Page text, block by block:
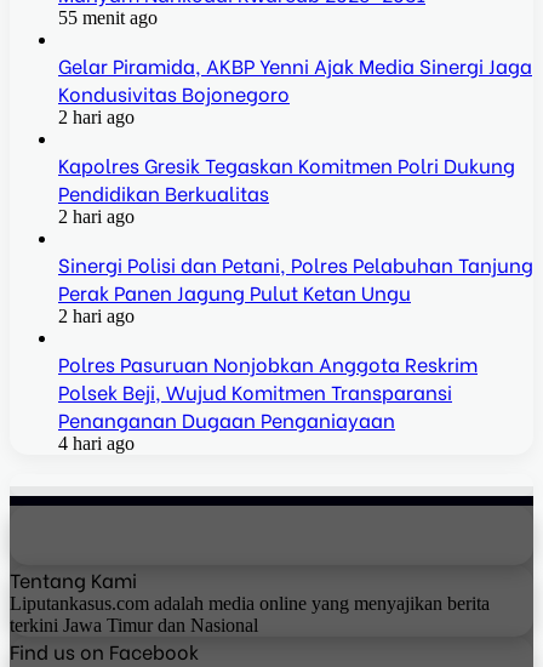
55 menit ago
Gelar Piramida, AKBP Yenni Ajak Media Sinergi Jaga
Kondusivitas Bojonegoro
2 hari ago
Kapolres Gresik Tegaskan Komitmen Polri Dukung
Pendidikan Berkualitas
2 hari ago
Sinergi Polisi dan Petani, Polres Pelabuhan Tanjung
Perak Panen Jagung Pulut Ketan Ungu
2 hari ago
Polres Pasuruan Nonjobkan Anggota Reskrim
Polsek Beji, Wujud Komitmen Transparansi
Penanganan Dugaan Penganiayaan
4 hari ago
Tentang Kami
Liputankasus.com adalah media online yang menyajikan berita
terkini Jawa Timur dan Nasional
Find us on Facebook